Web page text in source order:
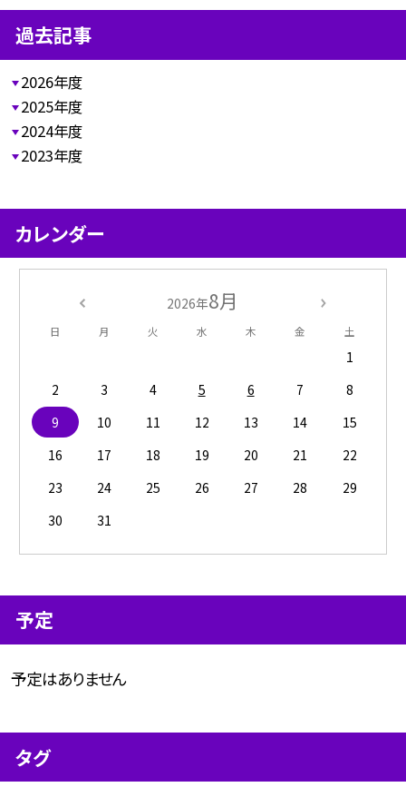
過去記事
2026年度
2025年度
2024年度
2023年度
カレンダー
2026年8月
日 月 火 水 木 金 土
1
2
3 4 5 6 7
8
9
10 11 12 13 14
15
16
17 18 19 20 21
22
23
24 25 26 27 28
29
30
31
予定
予定はありません
タグ